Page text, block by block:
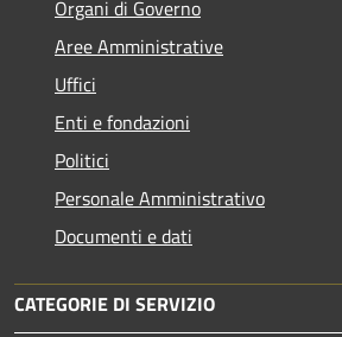
Organi di Governo
Aree Amministrative
Uffici
Enti e fondazioni
Politici
Personale Amministrativo
Documenti e dati
CATEGORIE DI SERVIZIO